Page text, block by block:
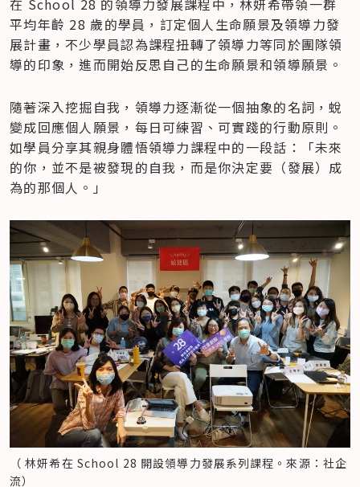
在 School 28 的領導力發展課程中，林妍希帶領一群
平均年齡 28 歲的學員，訂定個人生命願景及領導力發
展計畫，不少學員認為課程扭轉了領導力等同於團隊領
導的印象，進而開始反思自己的生命願景和領導願景。
隨著深入挖掘自我，領導力逐漸從一個抽象的名詞，蛻
變成回應個人願景，每日可練習、可實踐的行動原則。
如學員分享其親身體悟領導力課程中的一段話：「未來
的你，並不是被發現的自我，而是你決定要（發展）成
為的那個人。」
（ 林妍希在 School 28 開設領導力發展系列課程。來源：社企
流）